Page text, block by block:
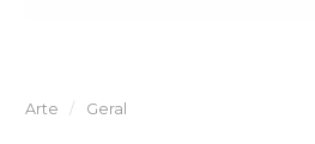
Arte Geral